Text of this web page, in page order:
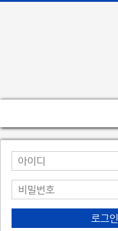
로그인